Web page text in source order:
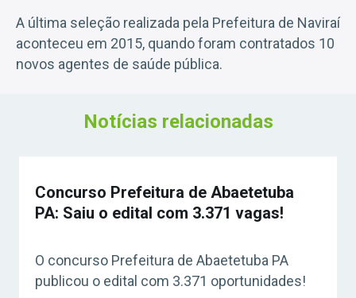
A última seleção realizada pela Prefeitura de Naviraí
aconteceu em 2015, quando foram contratados 10
novos agentes de saúde pública.
Notícias relacionadas
Concurso Prefeitura de Abaetetuba
PA: Saiu o edital com 3.371 vagas!
O concurso Prefeitura de Abaetetuba PA
publicou o edital com 3.371 oportunidades!